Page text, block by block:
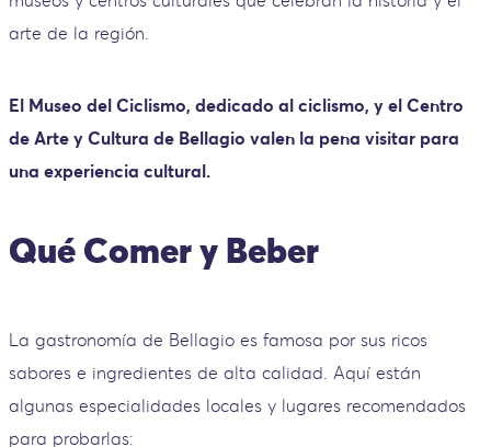
arte de la región.
El Museo del Ciclismo, dedicado al ciclismo, y el Centro
de Arte y Cultura de Bellagio valen la pena visitar para
una experiencia cultural.
Qué Comer y Beber
La gastronomía de Bellagio es famosa por sus ricos
sabores e ingredientes de alta calidad. Aquí están
algunas especialidades locales y lugares recomendados
para probarlas: